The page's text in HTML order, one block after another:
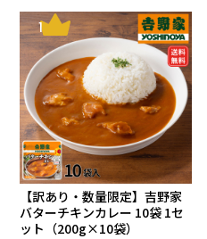
1
【訳あり・数量限定】吉野家
バターチキンカレー 10袋 1セ
ット（200g×10袋）